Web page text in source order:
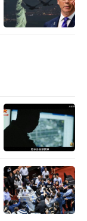
；发动机输
升级为MAZ-7
低了白杨M
以我们会看
心过高的问
然底盘依然
特种底盘，